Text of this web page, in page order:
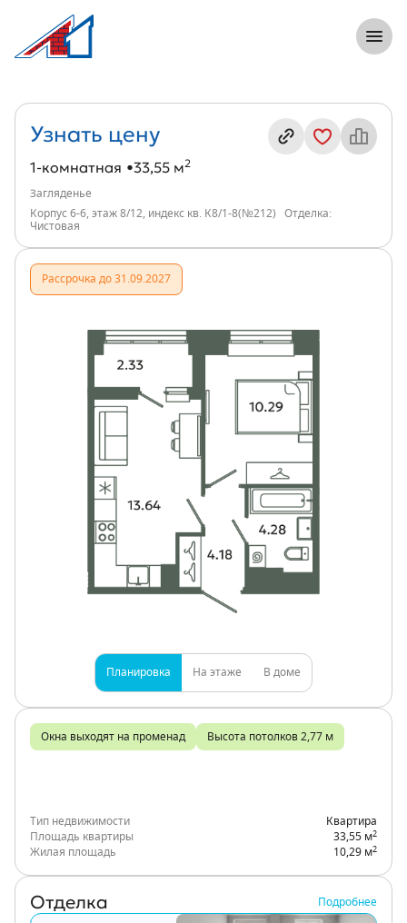
1-комнатная, 34 м², ЖК Загляденье,
Информация о квартире
Узнать цену
1-комнатная 33,55 м2
Загляденье
Корпус 6-6, этаж 8/12, индекс кв. К8/1-8(№212)
Отделка:
Чистовая
Рассрочка до 31.09.2027
Планировка На этаже В доме
Окна выходят на променад Высота потолков 2,77 м
Тип недвижимости
Квартира
Площадь квартиры
33,55 м2
Жилая площадь 10,29 м2
Отделка Подробнее